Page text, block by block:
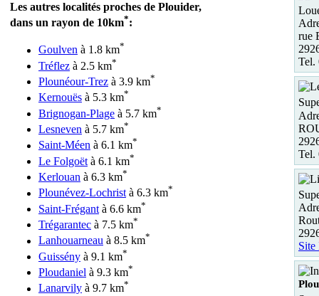
Les autres localités proches de Plouider,
dans un rayon de 10km*:
Goulven à 1.8 km*
Tréflez à 2.5 km*
Plounéour-Trez à 3.9 km*
Kernouës à 5.3 km*
Brignogan-Plage à 5.7 km*
Lesneven à 5.7 km*
Saint-Méen à 6.1 km*
Le Folgoët à 6.1 km*
Kerlouan à 6.3 km*
Plounévez-Lochristà 6.3 km*
Saint-Frégant à 6.6 km*
Trégarantec à 7.5 km*
Lanhouarneau à 8.5 km*
Guissény à 9.1 km*
Ploudaniel à 9.3 km*
Lanarvily à 9.7 km*
rue
Tel.
Tel.
Site